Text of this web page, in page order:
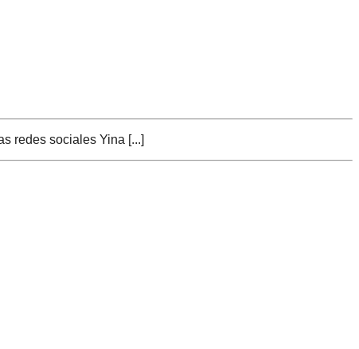
redes sociales Yina [...]